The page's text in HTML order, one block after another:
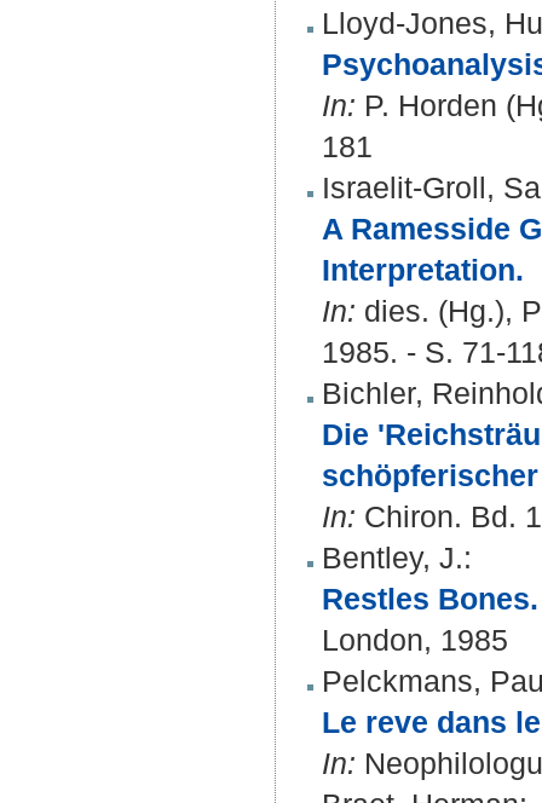
Lloyd-Jones,
In: P. Horden
181
Israelit-Groll,
A Ramesside
Interpretation.
In: dies. (Hg.),
1985. - S. 71-
Bichler,
Die
In: Chiron. Bd.
Bentley, J.:
Restles
London, 1985
Pelckmans,
Le reve dans
In: